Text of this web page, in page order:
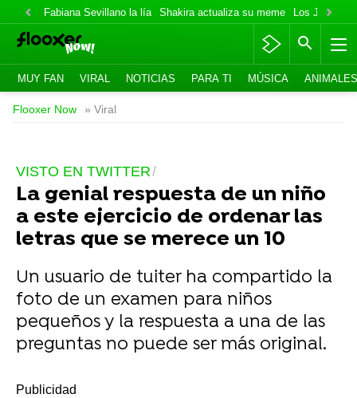
Fabiana Sevillano la lía Shakira actualiza su meme Los Jonas
MUY FAN VIRAL NOTICIAS PARA TI MÚSICA ANIMALES
Flooxer Now » Viral
VISTO EN TWITTER
La genial respuesta de un niño
a este ejercicio de ordenar las
letras que se merece un 10
Un usuario de tuiter ha compartido la
foto de un examen para niños
pequeños y la respuesta a una de las
preguntas no puede ser más original.